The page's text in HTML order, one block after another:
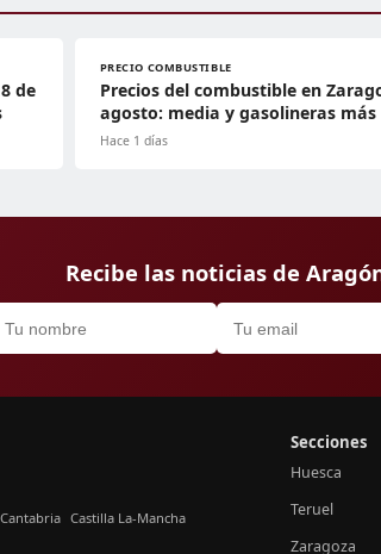
de
PRECIO COMBUSTIBLE
Precios del combustible en
agosto: media y gasolineras
Hace 1 días
Recibe las noticias de
Cantabria Castilla La-Mancha
Secciones
Huesca
Teruel
Zaragoza